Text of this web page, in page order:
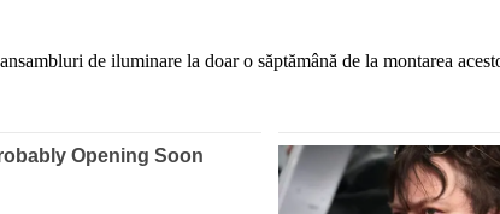
de iluminare la doar o săptămână de la montarea